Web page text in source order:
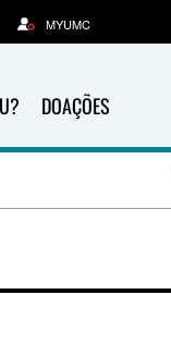
DOAÇÕES
MYUMC